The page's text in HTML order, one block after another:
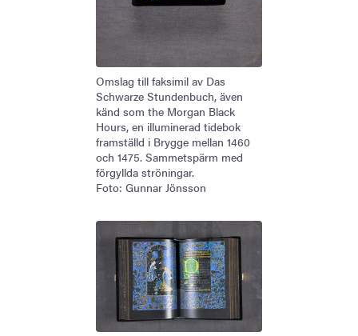
Omslag till faksimil av Das
Schwarze Stundenbuch, även
känd som the Morgan Black
Hours, en illuminerad tidebok
framställd i Brygge mellan 1460
och 1475. Sammetspärm med
förgyllda ströningar.
Foto: Gunnar Jönsson